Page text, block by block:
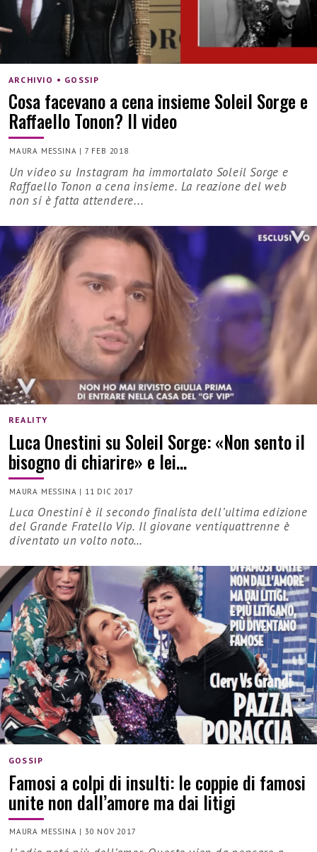
ARCHIVIO • GOSSIP
Cosa facevano a cena insieme Soleil Sorge e
Raffaello Tonon? Il video
MAURA MESSINA | 7 FEB 2018
Un video su Instagram ha immortalato Soleil Sorge e
Raffaello Tonon a cena insieme. La reazione del web
non si è fatta attendere...
REALITY
Luca Onestini su Soleil Sorge: «Non sento il
bisogno di chiarire» e lei…
MAURA MESSINA | 11 DIC 2017
Luca Onestini è il secondo finalista dell’ultima edizione
del Grande Fratello Vip. Il giovane ventiquattrenne è
diventato un volto noto…
GOSSIP
Famosi a colpi di insulti: le coppie di famosi
unite non dall’amore ma dai litigi
MAURA MESSINA | 30 NOV 2017